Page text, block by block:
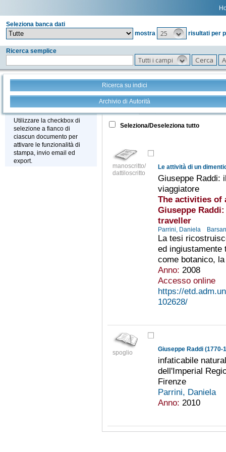
Seleziona banca dati
mostra
25 risultati per
Ricerca semplice
Tutti i campi
Ricerca su indici
Archivio di Autorità
Stampa - Email - Export
Utilizzare la checkbox di
selezione a fianco di
ciascun documento per
attivare le funzionalità di
stampa, invio email ed
export.
Tutto +
Seleziona/Deseleziona tutto
manoscritto/
dattiloscritto
Le attività di un
Giuseppe Raddi:
viaggiatore
The activities of
Giuseppe
traveller
Parrini, Daniela
La tesi
ed ingiustamente
come botanico,
Anno: 2008
Accesso online
https://
102628/
spoglio Giuseppe Raddi (1770-
infaticabile
dell'Imperial
Firenze
Parrini, Daniela
Anno: 2010